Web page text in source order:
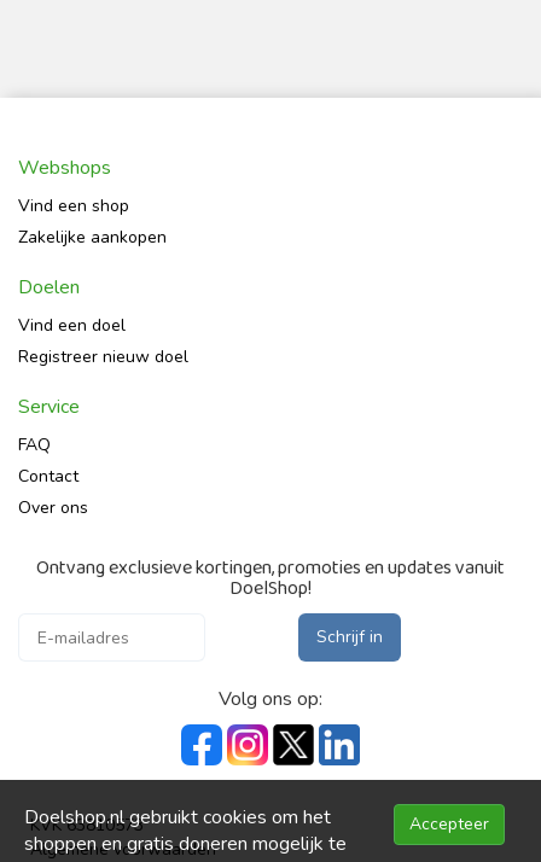
Webshops
Vind een shop
Zakelijke aankopen
Doelen
Vind een doel
Registreer nieuw doel
Service
FAQ
Contact
Over ons
Ontvang exclusieve kortingen, promoties en updates vanuit
DoelShop!
Schrijf in
Volg ons op:
KVK 63810573
Algemene voorwaarden
Accepteer
Doelshop.nl gebruikt cookies om het
shoppen en gratis doneren mogelijk te